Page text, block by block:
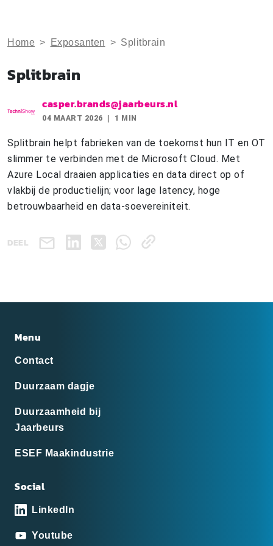
Home > Exposanten > Splitbrain
Splitbrain
casper.brands@jaarbeurs.nl
04 MAART 2026 1 MIN
Splitbrain helpt fabrieken van de toekomst hun IT en OT
slimmer te verbinden met de Microsoft Cloud. Met
Azure Local draaien applicaties en data direct op of
vlakbij de productielijn; voor lage latency, hoge
betrouwbaarheid en data-soevereiniteit.
DEEL
Menu
Contact
Duurzaam dagje
Duurzaamheid bij
Jaarbeurs
ESEF Maakindustrie
Social
LinkedIn
Youtube